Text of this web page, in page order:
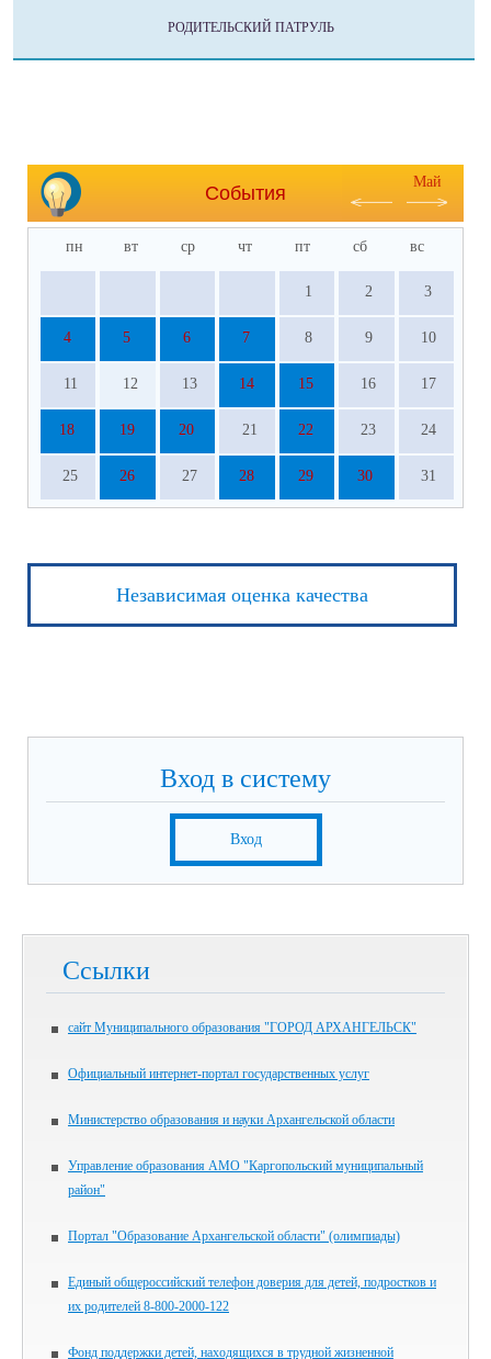
РОДИТЕЛЬСКИЙ ПАТРУЛЬ
События
Май
пн вт ср чт пт сб вс
1 2 3
4 5 6 7 8 9 10
11 12 13 14 15 16 17
18 19 20 21 22 23 24
25 26 27 28 29 30 31
Независимая оценка качества
Вход в систему
Вход
Ссылки
сайт Муниципального образования "ГОРОД АРХАНГЕЛЬСК"
Официальный интернет-портал государственных услуг
Министерство образования и науки Архангельской области
Управление образования АМО "Каргопольский муниципальный
район"
Портал "Образование Архангельской области" (олимпиады)
Единый общероссийский телефон доверия для детей, подростков и
их родителей 8-800-2000-122
Фонд поддержки детей, находящихся в трудной жизненной